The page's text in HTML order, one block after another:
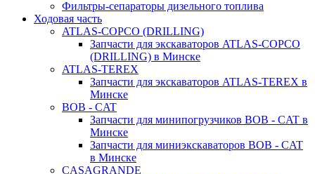
Фильтры-сепараторы дизельного топлива
Ходовая часть
ATLAS-COPCO (DRILLING)
Запчасти для экскаваторов ATLAS-COPCO
(DRILLING) в Минске
ATLAS-TEREX
Запчасти для экскаваторов ATLAS-TEREX в
Минске
BOB - CAT
Запчасти для минипогрузчиков BOB - CAT в
Минске
Запчасти для миниэкскаваторов BOB - CAT
в Минске
CASAGRANDE